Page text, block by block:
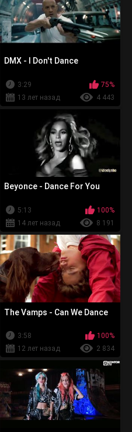
DMX - I Don't Dance
3:29
75%
13 лет назад
4 443
Beyonce - Dance For You
5:13
100%
14 лет назад
8 191
The Vamps - Can We Dance
3:58
100%
12 лет назад
2 834